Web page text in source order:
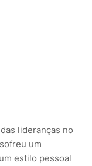
lideranças no
um
estilo pessoal